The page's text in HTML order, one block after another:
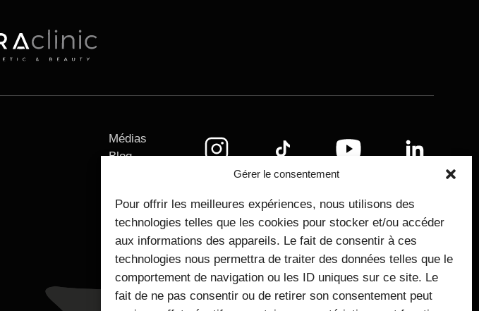
Gérer le consentement
Pour offrir les meilleures expériences, nous utilisons des
technologies telles que les cookies pour stocker et/ou accéder
aux informations des appareils. Le fait de consentir à ces
technologies nous permettra de traiter des données telles que le
comportement de navigation ou les ID uniques sur ce site. Le
fait de ne pas consentir ou de retirer son consentement peut
Médias
Blog